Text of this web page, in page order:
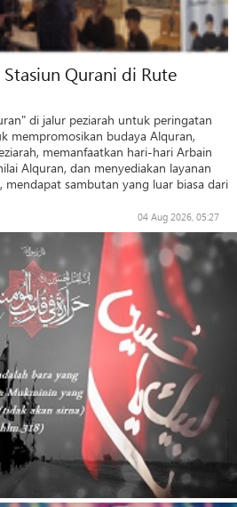
Qurani di Rute
di jalur peziarah untuk peringatan
mempromosikan budaya Alquran,
memanfaatkan hari-hari Arbain
Alquran, dan menyediakan layanan
mendapat sambutan yang luar biasa dari
04 Aug 2026, 05:27